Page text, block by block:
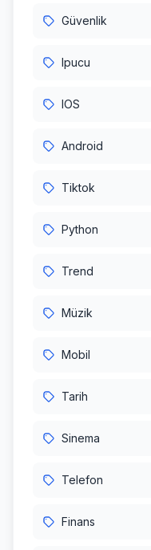
Güvenlik
Ipucu
IOS
Android
Tiktok
Python
Trend
Müzik
Mobil
Tarih
Sinema
Telefon
Finans